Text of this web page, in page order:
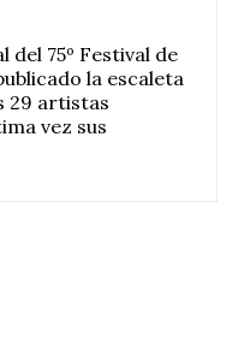
del 75º Festival de
la escaleta
29 artistas
vez sus